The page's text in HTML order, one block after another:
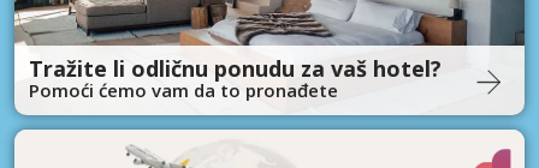
Tražite li odličnu ponudu za vaš hotel?
Pomoći ćemo vam da to pronađete